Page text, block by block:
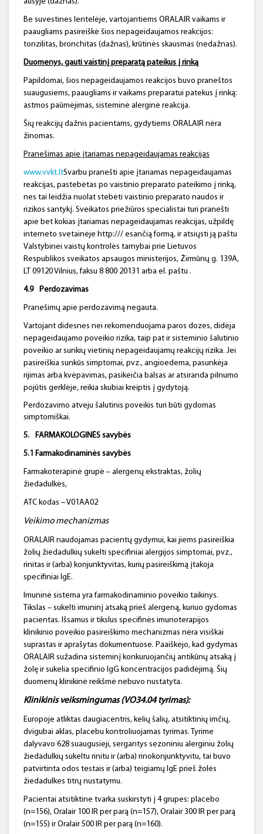
Be suvestinės lentelėje, vartojantiems ORALAIR vaikams ir
paaugliams pasireiškė šios nepageidaujamos reakcijos:
tonzilitas, bronchitas (dažnas), krūtinės skausmas (nedažnas).
Duomenys, gauti vaistinį preparatą pateikus į rinką
Papildomai, šios nepageidaujamos reakcijos buvo praneštos
suaugusiems, paaugliams ir vaikams preparatui patekus į rinką:
astmos paūmėjimas, sisteminė alerginė reakcija.
Šių reakcijų dažnis pacientams, gydytiems ORALAIR nėra
žinomas.
Pranešimas apie įtariamas nepageidaujamas reakcijas
www.vvkt.ltSvarbu pranešti apie įtariamas nepageidaujamas
reakcijas, pastebėtas po vaistinio preparato pateikimo į rinką,
nes tai leidžia nuolat stebėti vaistinio preparato naudos ir
rizikos santykį. Sveikatos priežiūros specialistai turi pranešti
apie bet kokias įtariamas nepageidaujamas reakcijas, užpildę
interneto svetainėje http:/// esančią formą, ir atsiųsti ją paštu
Valstybinei vaistų kontrolės tarnybai prie Lietuvos
Respublikos sveikatos apsaugos ministerijos, Žirmūnų g. 139A,
LT 09120 Vilnius, faksu 8 800 20131 arba el. paštu .
4.9 Perdozavimas
Pranešimų apie perdozavimą negauta.
Vartojant didesnes nei rekomenduojama paros dozes, didėja
nepageidaujamo poveikio rizika, taip pat ir sisteminio šalutinio
poveikio ar sunkių vietinių nepageidaujamų reakcijų rizika. Jei
pasireiškia sunkūs simptomai, pvz., angioedema, pasunkėja
rijimas arba kvėpavimas, pasikeičia balsas ar atsiranda pilnumo
pojūtis gerklėje, reikia skubiai kreiptis į gydytoją.
Perdozavimo atveju šalutinis poveikis turi būti gydomas
simptomiškai.
5. FARMAKOLOGINĖS savybės
5.1 Farmakodinaminės savybės
Farmakoterapinė grupė – alergenų ekstraktas, žolių
žiedadulkės,
ATC kodas – V01AA02
Veikimo mechanizmas
ORALAIR naudojamas pacientų gydymui, kai jiems pasireiškia
žolių žiedadulkių sukelti specifiniai alergijos simptomai, pvz.,
rinitas ir (arba) konjunktyvitas, kurių pasireiškimą įtakoja
specifiniai IgE.
Imuninė sistema yra farmakodinaminio poveikio taikinys.
Tikslas – sukelti imuninį atsaką prieš alergeną, kuriuo gydomas
pacientas. Išsamus ir tikslus specifinės imunoterapijos
klinikinio poveikio pasireiškimo mechanizmas nėra visiškai
suprastas ir aprašytas dokumentuose. Paaiškėjo, kad gydymas
ORALAIR sužadina sisteminį konkuruojančių antikūnų atsaką į
žolę ir sukelia specifinio IgG koncentracijos padidėjimą. Šių
duomenų klinikinė reikšmė nebuvo nustatyta.
Klinikinis veiksmingumas(VO34.04 tyrimas):
Europoje atliktas daugiacentris, kelių šalių, atsitiktinių imčių,
dvigubai aklas, placebu kontroliuojamas tyrimas. Tyrime
dalyvavo 628 suaugusieji, sergantys sezoniniu alerginiu žolių
žiedadulkių sukeltu rinitu ir (arba) rinokonjunktyvitu, tai buvo
patvirtinta odos testais ir (arba) teigiamų IgE prieš žolės
žiedadulkes titrų nustatymu.
Pacientai atsitiktine tvarka suskirstyti į 4 grupes: placebo
(n=156), Oralair 100 IR per parą (n=157), Oralair 300 IR per parą
(n=155) ir Oralair 500 IR per parą (n=160).